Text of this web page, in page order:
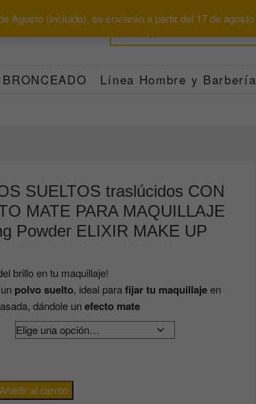
Agosto (incluido), se enviarán a partir del 17 de agosto
Línea Hombre y Barbería
SUELTOS traslúcidos CON
MATE PARA MAQUILLAJE
Powder ELIXIR MAKE UP
brillo en tu maquillaje!
polvo suelto, ideal parafijar tu maquillajeen
dándole unefecto mate
Añadir al carrito